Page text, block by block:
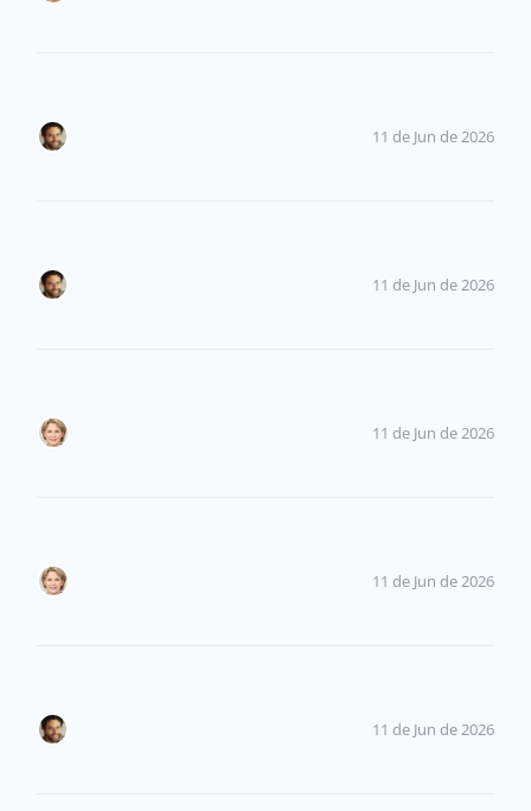
11 de Jun de 2026
11 de Jun de 2026
11 de Jun de 2026
11 de Jun de 2026
11 de Jun de 2026